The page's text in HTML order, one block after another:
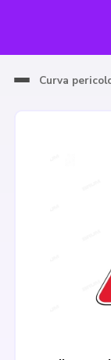
Curva